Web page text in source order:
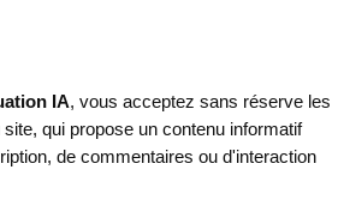
IA, vous acceptez sans réserve les
qui propose un contenu informatif
de commentaires ou d'interaction